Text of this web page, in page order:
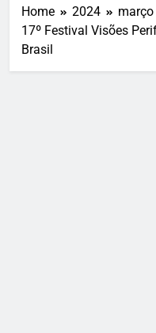
Home 2024 março
17º Festival Visões
Brasil